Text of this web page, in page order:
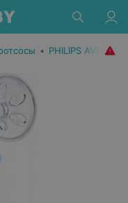
• PHILIPS AVENT